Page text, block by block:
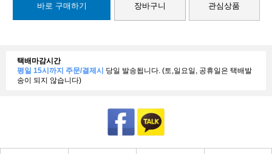
바로 구매하기 장바구니 관심상품
택배마감시간
평일 15시까지 주문/결제시 당일 발송됩니다. (토,일요일, 공휴일은 택배발
송이 되지 않습니다)